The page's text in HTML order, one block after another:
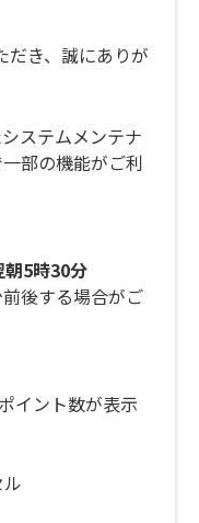
だき、誠にありが
ステムメンテナ
部の機能がご利
5時30分
後する場合がご
イント数が表示